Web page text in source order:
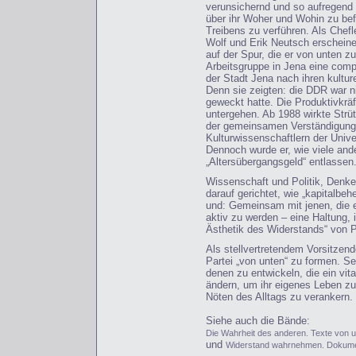
verunsichernd und so
über ihr Woher und Wohin zu
Treibens zu verführen. Als
Wolf und Erik Neutsch
auf der Spur, die er von unten
Arbeitsgruppe in Jena eine
der Stadt Jena nach ihren
Denn sie zeigten: die DDR war
geweckt hatte. Die
untergehen. Ab 1988 wirkte
der gemeinsamen
Kulturwissenschaftlern der
Dennoch wurde er, wie viele
„Altersübergangsgeld“ entlassen.
Wissenschaft und Politik,
darauf gerichtet, wie
und: Gemeinsam mit jenen, die
aktiv zu werden – eine Haltung,
Ästhetik des Widerstands“ von
Als stellvertretendem
Partei „von unten“ zu formen.
denen zu entwickeln, die ein
ändern, um ihr eigenes Leben
Nöten des Alltags zu verankern.
Siehe auch die Bände:
Die Wahrheit des anderen. Texte von
und Widerstand wahrnehmen.